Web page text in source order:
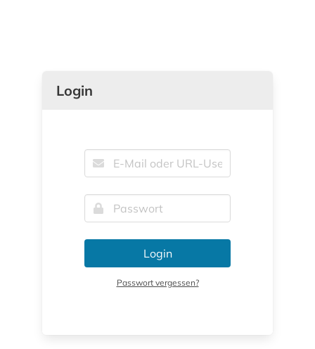
Login
Login
Passwort vergessen?